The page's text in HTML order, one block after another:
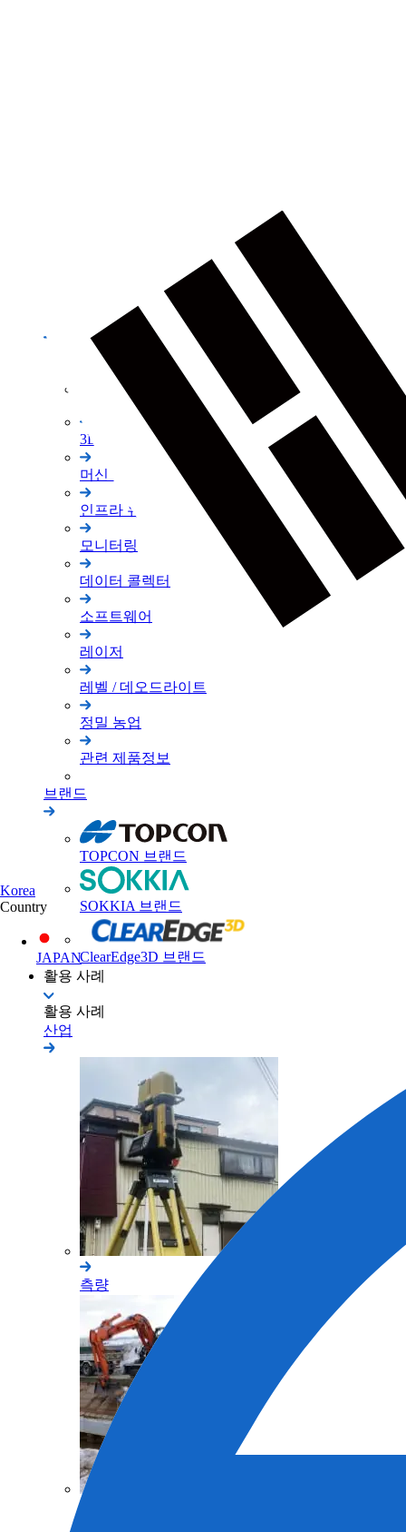
제품정보 카테고리
토탈 스테이션
3D 스캐너
머신 컨트롤
인프라 유지 관리
모니터링
데이터 콜렉터
소프트웨어
레이저
레벨 / 데오드라이트
정밀 농업
관련 제품정보
브랜드
TOPCON 브랜드
SOKKIA 브랜드
ClearEdge3D 브랜드
활용 사례
활용 사례
산업
측량
Korea
Country
JAPAN